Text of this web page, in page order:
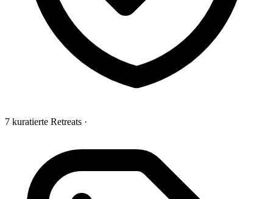
7 kuratierte Retreats ·